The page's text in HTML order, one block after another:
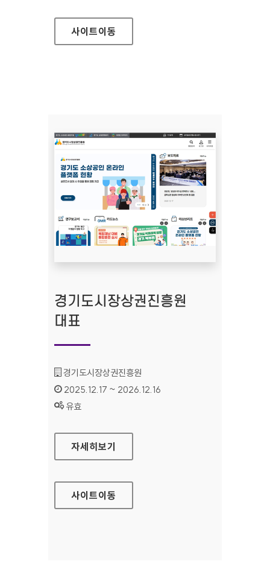
사이트이동
경기도시장상권진흥원
대표
기관명 :
경기도시장상권진흥원
인증기간 :
2025.12.17 ~ 2026.12.16
상태 :
유효
경기도시장상권진흥원 대표
자세히보기
사이트이동